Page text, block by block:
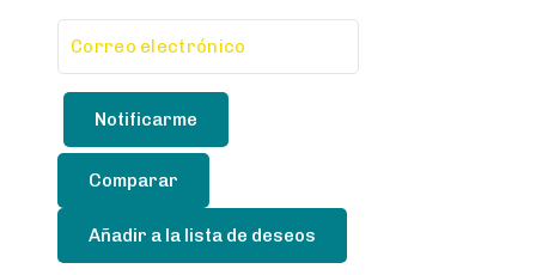
Notificarme
Comparar
Añadir a la lista de deseos